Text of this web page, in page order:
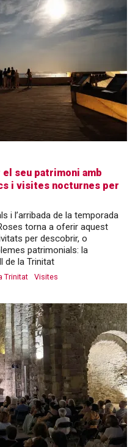
seu patrimoni amb
i visites nocturnes per
i l’arribada de la temporada
torna a oferir aquest
per descobrir, o
patrimonials: la
de la Trinitat
Trinitat Visites